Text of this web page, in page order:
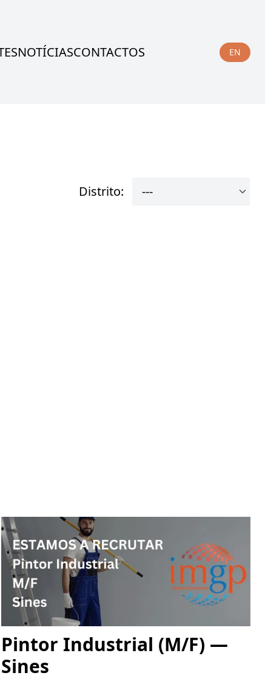
NOTÍCIASCONTACTOS EN
Distrito:
Pintor Industrial (M/F) —
Sines